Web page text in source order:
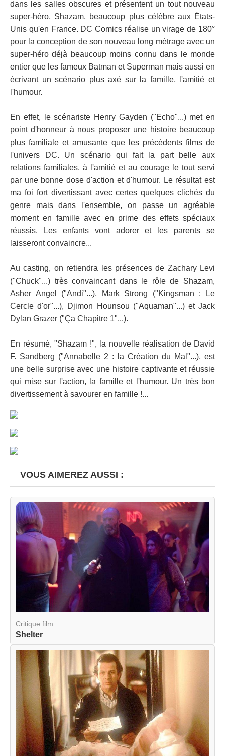
dans les salles obscures et présentent un tout nouveau
super-héro, Shazam, beaucoup plus célèbre aux États-
Unis qu'en France. DC Comics réalise un virage de 180°
pour la conception de son nouveau long métrage avec un
super-héro déjà beaucoup moins connu dans le monde
entier que les fameux Batman et Superman mais aussi en
écrivant un scénario plus axé sur la famille, l'amitié et
l'humour.
En effet, le scénariste Henry Gayden ("Echo"...) met en
point d'honneur à nous proposer une histoire beaucoup
plus familiale et amusante que les précédents films de
l'univers DC. Un scénario qui fait la part belle aux
relations familiales, à l'amitié et au courage le tout servi
par une bonne dose d'action et d'humour. Le résultat est
ma foi fort divertissant avec certes quelques clichés du
genre mais dans l'ensemble, on passe un agréable
moment en famille avec en prime des effets spéciaux
réussis. Les enfants vont adorer et les parents se
laisseront convaincre...
Au casting, on retiendra les présences de Zachary Levi
("Chuck"...) très convaincant dans le rôle de Shazam,
Asher Angel ("Andi"...), Mark Strong ("Kingsman : Le
Cercle d'or"...), Djimon Hounsou ("Aquaman"...) et Jack
Dylan Grazer ("Ça Chapitre 1"...).
En résumé, "Shazam !", la nouvelle réalisation de David
F. Sandberg ("Annabelle 2 : la Création du Mal"...), est
une belle surprise avec une histoire captivante et réussie
qui mise sur l'action, la famille et l'humour. Un très bon
divertissement à savourer en famille !...
VOUS AIMEREZ AUSSI :
Critique film
Shelter